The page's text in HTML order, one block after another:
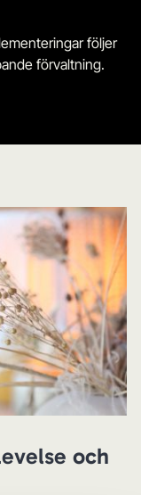
följer
förvaltning.
och